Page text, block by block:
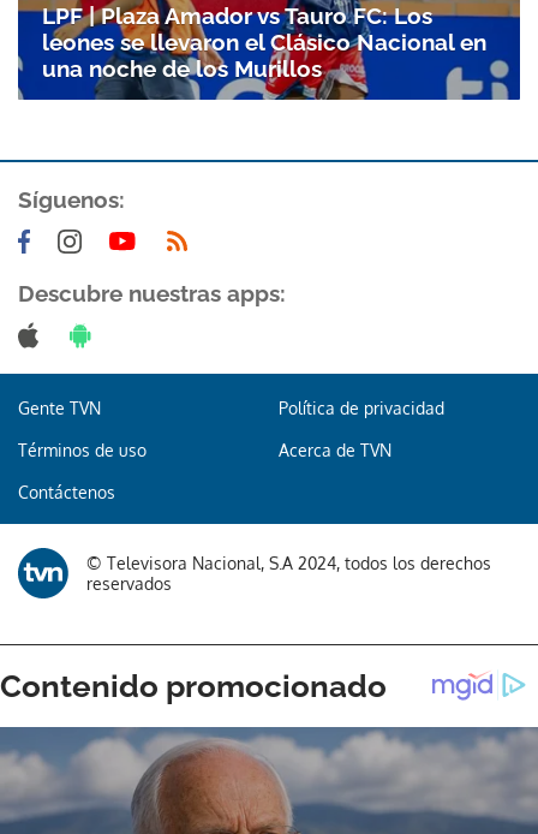
Gracias por suscribirte a nuestro boletín.
LPF | Plaza Amador vs Tauro FC: Los
leones se llevaron el Clásico Nacional en
una noche de los Murillos
Síguenos:
Descubre nuestras apps:
Gente TVN Política de privacidad
Términos de uso Acerca de TVN
Contáctenos
© Televisora Nacional, S.A 2024, todos los derechos
reservados